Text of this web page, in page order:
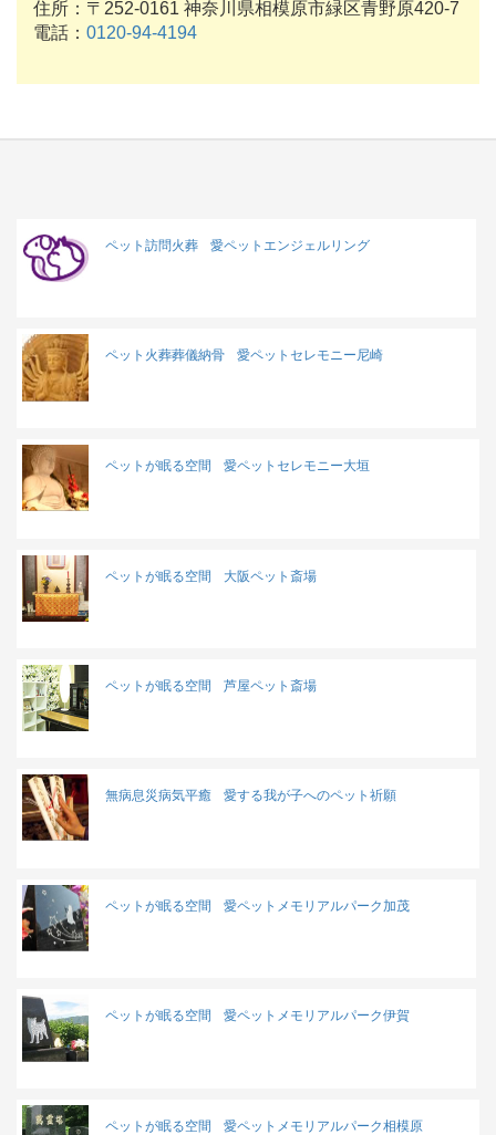
住所：〒252-0161 神奈川県相模原市緑区青野原420-7
電話： 0120-94-4194
ペット訪問火葬 愛ペットエンジェルリング
ペット火葬葬儀納骨 愛ペットセレモニー尼崎
ペットが眠る空間 愛ペットセレモニー大垣
ペットが眠る空間 大阪ペット斎場
ペットが眠る空間 芦屋ペット斎場
無病息災病気平癒 愛する我が子へのペット祈願
ペットが眠る空間 愛ペットメモリアルパーク加茂
ペットが眠る空間 愛ペットメモリアルパーク伊賀
ペットが眠る空間 愛ペットメモリアルパーク相模原